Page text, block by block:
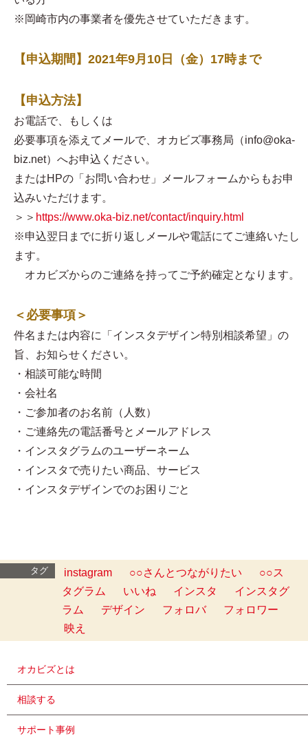
※岡崎市内の事業者を優先させていただきます。
【申込期間】2021年9月10日（金）17時まで
【申込方法】
お電話で、もしくは
必要事項を添えてメールで、オカビズ事務局（info@oka-
biz.net）へお申込ください。
またはHPの「お問い合わせ」メールフォームからもお申
込みいただけます。
＞＞ https://www.oka-biz.net/contact/inquiry.html
※申込翌日までに折り返しメールや電話にてご連絡いたし
ます。
オカビズからのご連絡を持ってご予約確定となります。
＜必要事項＞
件名または内容に「インスタデザイン特別相談希望」の
旨、お知らせください。
・相談可能な時間
・会社名
・ご参加者のお名前（人数）
・ご連絡先の電話番号とメールアドレス
・インスタグラムのユーザーネーム
・インスタで売りたい商品、サービス
・インスタデザインでのお困りごと
タグ instagram ○○さんとつながりたい
○○ス
タグラム
いいね インスタ
インスタグ
ラム
デザイン フォロバ
フォロワー
映え
オカビズとは
相談する
サポート事例